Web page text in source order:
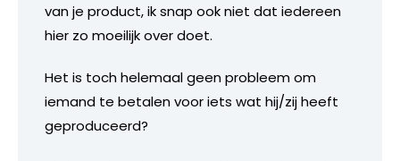
van je product, ik snap ook niet dat iedereen
hier zo moeilijk over doet.
Het is toch helemaal geen probleem om
iemand te betalen voor iets wat hij/zij heeft
geproduceerd?